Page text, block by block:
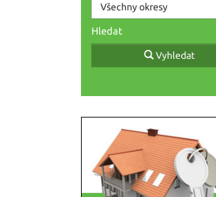
Všechny okresy
Hledat
Vyhledat